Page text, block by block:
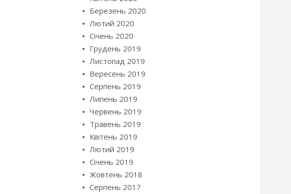
Березень 2020
Лютий 2020
Січень 2020
Грудень 2019
Листопад 2019
Вересень 2019
Серпень 2019
Липень 2019
Червень 2019
Травень 2019
Квітень 2019
Лютий 2019
Січень 2019
Жовтень 2018
Серпень 2017